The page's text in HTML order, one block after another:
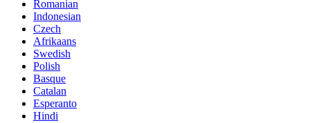
Romanian
Indonesian
Czech
Afrikaans
Swedish
Polish
Basque
Catalan
Esperanto
Hindi